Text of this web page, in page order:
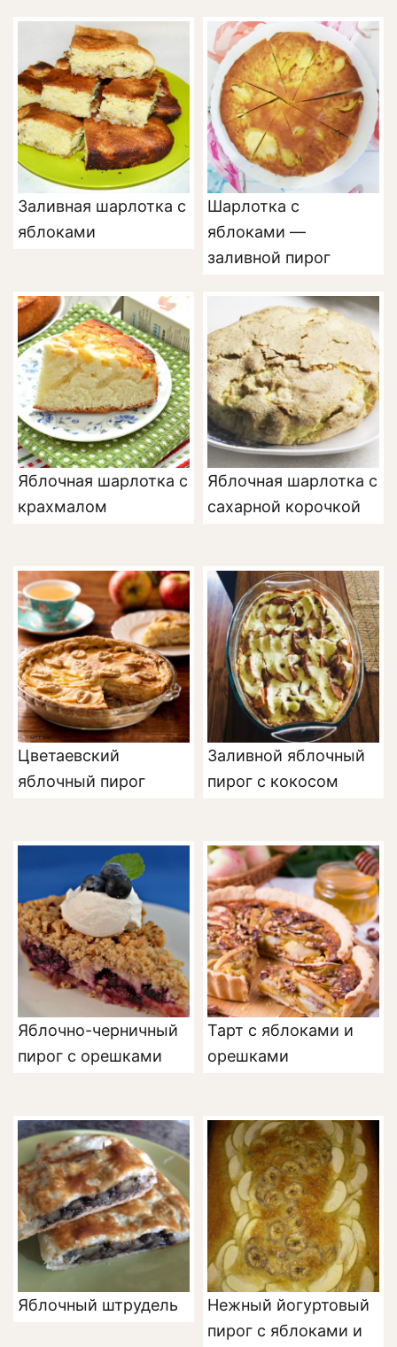
Заливная шарлотка с
яблоками
Шарлотка с
яблоками —
заливной пирог
Яблочная шарлотка с
крахмалом
Яблочная шарлотка с
сахарной корочкой
Цветаевский
яблочный пирог
Заливной яблочный
пирог с кокосом
Яблочно-черничный
пирог с орешками
Тарт с яблоками и
орешками
Яблочный штрудель
Нежный йогуртовый
пирог с яблоками и